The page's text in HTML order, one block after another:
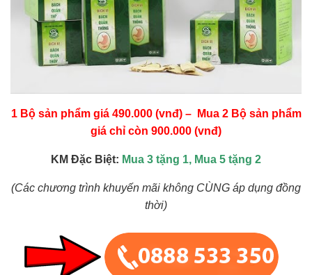
1 Bộ sản phẩm giá 490.000 (vnđ) – Mua 2 Bộ sản phẩm
giá chỉ còn 900.000 (vnđ)
KM Đặc Biệt: Mua 3 tặng 1, Mua 5 tặng 2
(Các chương trình khuyến mãi không CÙNG áp dụng đồng
thời)